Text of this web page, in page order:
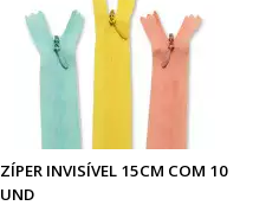
ZÍPER INVISÍVEL 15CM COM 10
UND